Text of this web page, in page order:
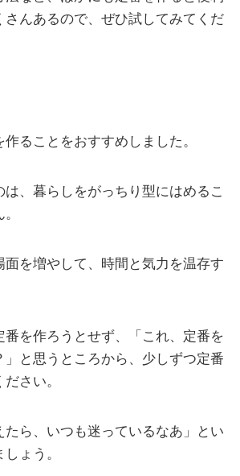
さんあるので、ぜひ試してみてくだ
ることをおすすめしました。
は、暮らしをがっちり型にはめるこ
面を増やして、時間と気力を温存す
番を作ろうとせず、「これ、定番を
」と思うところから、少しずつ定番
さい。
たら、いつも迷っているなあ」とい
ょう。